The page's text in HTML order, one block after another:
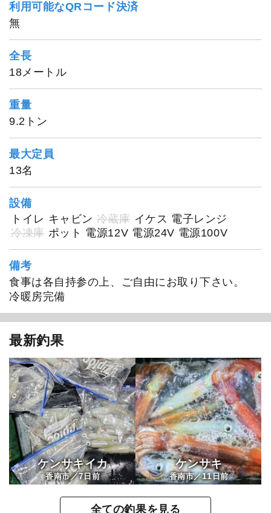
利用可能なQRコード決済
無
全長
18メートル
重量
9.2トン
最大定員
13名
設備
トイレ キャビン 冷蔵庫 イケス 電子レンジ
冷凍庫 ポット 電源12V 電源24V 電源100V
備考
食事は各自持参の上、ご自由にお取り下さい。
冷暖房完備
最新釣果
ケンサキイカ
香南市／7日前
ケンサキ
香南市／11日前
全ての釣果を見る